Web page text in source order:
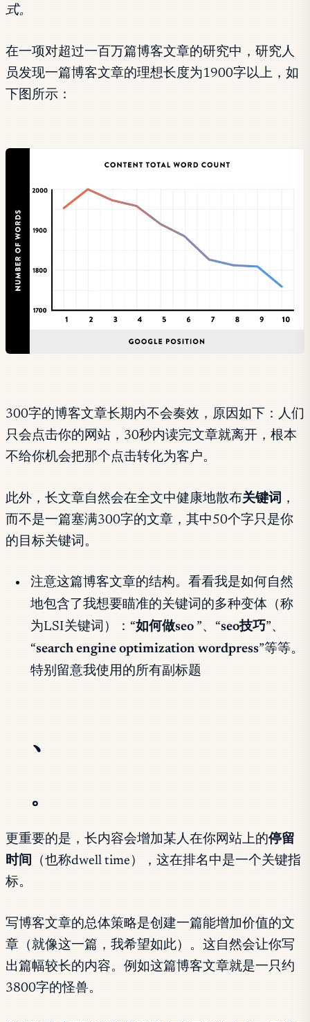
式。
在一项对超过一百万篇博客文章的研究中，研究人
员发现一篇博客文章的理想长度为1900字以上，如
下图所示：
300字的博客文章长期内不会奏效，原因如下：人们
只会点击你的网站，30秒内读完文章就离开，根本
不给你机会把那个点击转化为客户。
此外，长文章自然会在全文中健康地散布关键词 ，
而不是一篇塞满300字的文章，其中50个字只是你
的目标关键词。
注意这篇博客文章的结构。看看我是如何自然
地包含了我想要瞄准的关键词的多种变体（称
为LSI关键词）：“如何做seo ”、“seo技巧”、
“search engine optimization wordpress”等等。
特别留意我使用的所有副标题
、
。
更重要的是，长内容会增加某人在你网站上的停留
时间 （也称dwell time），这在排名中是一个关键指
标。
写博客文章的总体策略是创建一篇能增加价值的文
章（就像这一篇，我希望如此）。这自然会让你写
出篇幅较长的内容。例如这篇博客文章就是一只约
3800字的怪兽。